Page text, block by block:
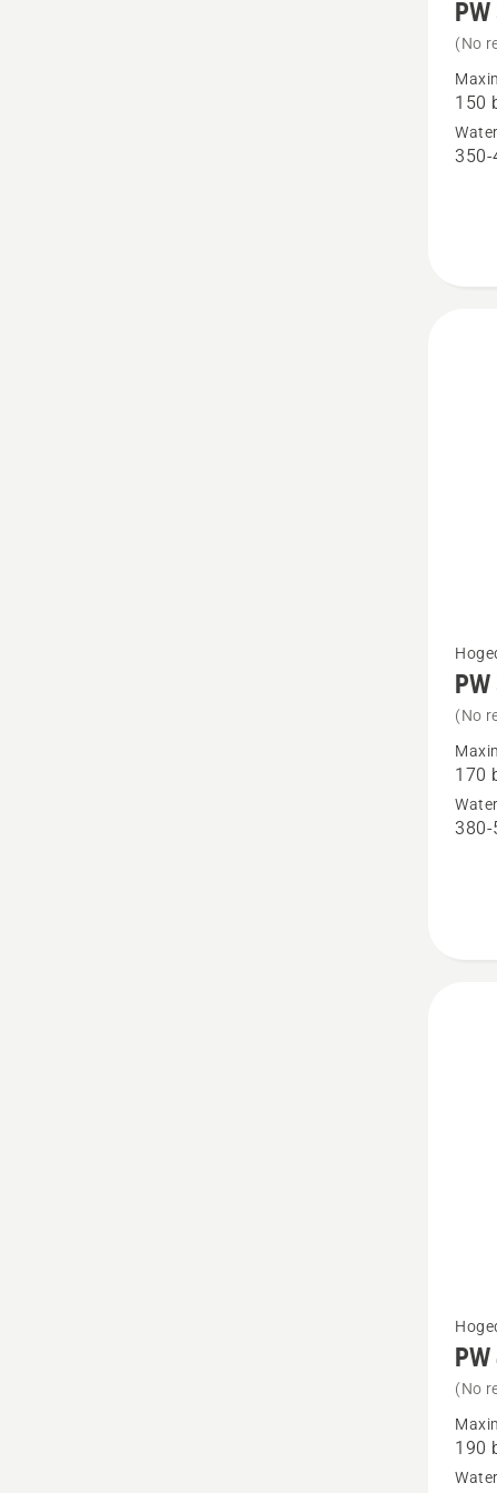
meer
details
over
PW
(No
150
350-
Bekijk
meer
details
over
PW
(No
170
380-
Bekijk
meer
details
over
PW
(No
190